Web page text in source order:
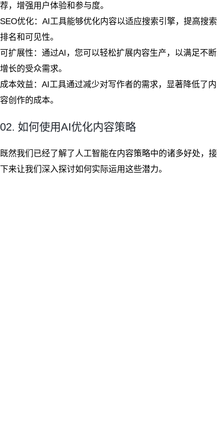
荐，增强用户体验和参与度。
SEO优化：AI工具能够优化内容以适应搜索引擎，提高搜索
排名和可见性。
可扩展性：通过AI，您可以轻松扩展内容生产，以满足不断
增长的受众需求。
成本效益：AI工具通过减少对写作者的需求，显著降低了内
容创作的成本。
02. 如何使用AI优化内容策略
既然我们已经了解了人工智能在内容策略中的诸多好处，接
下来让我们深入探讨如何实际运用这些潜力。